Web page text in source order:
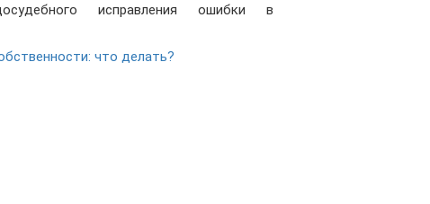
исправления ошибки в
что делать?